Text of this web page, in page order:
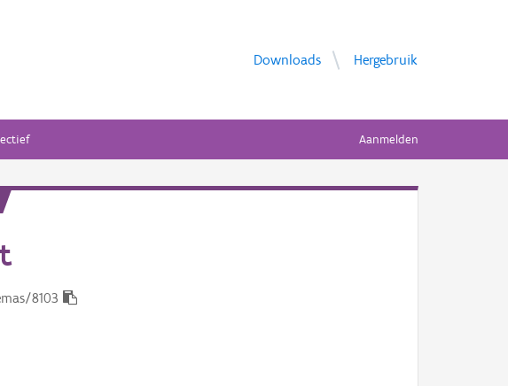
Downloads Hergebruik
Aanmelden
8103